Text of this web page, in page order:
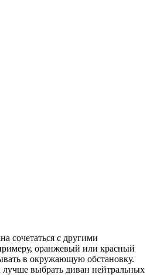
сочетаться с другими
оранжевый или красный
в окружающую обстановку.
выбрать диван нейтральных